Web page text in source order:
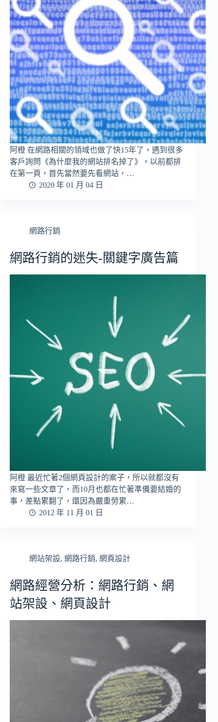
阿橙 在網路相關的領域也做了快15年了，遇到很多
客戶詢問《為什麼我的網站排名掉了》，以前都排
在第一頁，首先當然要先看網站，…
2020 年 01 月 04 日
網路行銷
網路行銷的迷失-關鍵字廣告篇
阿橙 最近忙著2個網頁設計的案子，所以就都沒有
來寫一些文章了，而10月也都在忙著準備要結婚的
事，差點累翻了，還因為嚴重勞累…
2012 年 11 月 01 日
網站架設, 網路行銷, 網頁設計
網路經營分析：網路行銷、網
站架設、網頁設計